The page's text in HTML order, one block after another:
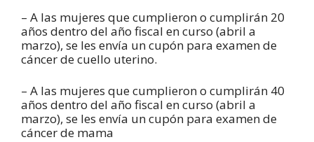
– A las mujeres que cumplieron o cumplirán 20
años dentro del año fiscal en curso (abril a
marzo), se les envía un cupón para examen de
cáncer de cuello uterino.
– A las mujeres que cumplieron o cumplirán 40
años dentro del año fiscal en curso (abril a
marzo), se les envía un cupón para examen de
cáncer de mama